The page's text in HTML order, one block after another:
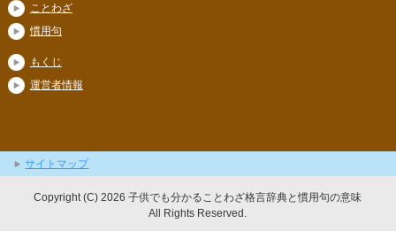
ことわざ
慣用句
もくじ
運営者情報
サイトマップ
Copyright (C) 2026 子供でも分かることわざ格言辞典と慣用句の意味
All Rights Reserved.